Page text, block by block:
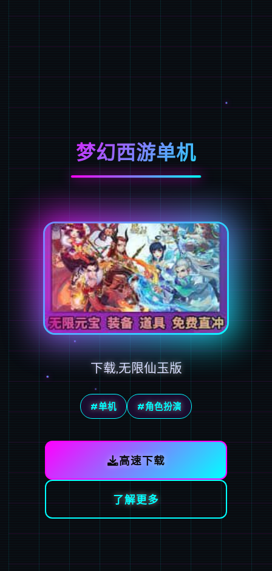
梦幻西游单机
下载,无限仙玉版
#单机 #角色扮演
高速下载
了解更多